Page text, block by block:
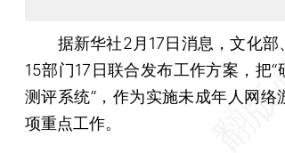
据新华社2月17日消息，文化部
15部门17日联合发布工作方案，把
测评系统”，作为实施未成年人网
项重点工作。